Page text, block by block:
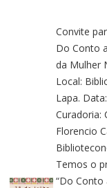
Convite
Do Conto
da Mulher
Local:
Lapa.
Curadoria:
Florencio
Temos o
“Do